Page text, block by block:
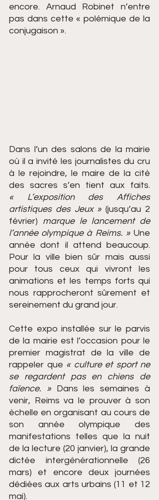
encore. Arnaud Robinet n’entre
pas dans cette « polémique de la
conjugaison ».
Dans l’un des salons de la mairie
où il a invité les journalistes du cru
à le rejoindre, le maire de la cité
« L’exposition des Affiches
artistiques des Jeux » (jusqu’au 2
février) marque le lancement de
l’année olympique à Reims. » Une
année dont il attend beaucoup.
Pour la ville bien sûr mais aussi
pour tous ceux qui vivront les
animations et les temps forts qui
nous rapprocheront sûrement et
sereinement du grand jour.
Cette expo installée sur le parvis
de la mairie est l’occasion pour le
premier magistrat de la ville de
rappeler que « culture et sport ne
se regardent pas en chiens de
faïence. » Dans les semaines à
venir, Reims va le prouver à son
échelle en organisant au cours de
son année olympique des
manifestations telles que la nuit
de la lecture (20 janvier), la grande
dictée intergénérationnelle (26
mars) et encore deux journées
dédiées aux arts urbains (11 et 12
mai).